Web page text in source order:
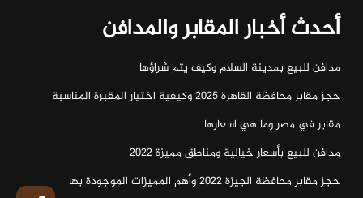
أحدث أخبار المقابر والمدافن
مدافن للبيع بمدينة السلام وكيف يتم شراؤها
حجز مقابر محافظة القاهرة 2025 وكيفية اختيار المقبرة المناسبة
مقابر في مصر وما هي اسعارها
مدافن للبيع بأسعار خيالية ومناطق مميزة 2022
حجز مقابر محافظة الجيزة 2022 وأهم المميزات الموجودة بها